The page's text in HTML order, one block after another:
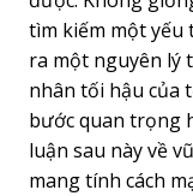
tìm kiếm một yếu
ra một nguyên lý
nhân tối hậu của
bước quan trọng
luận sau này về
mang tính cách